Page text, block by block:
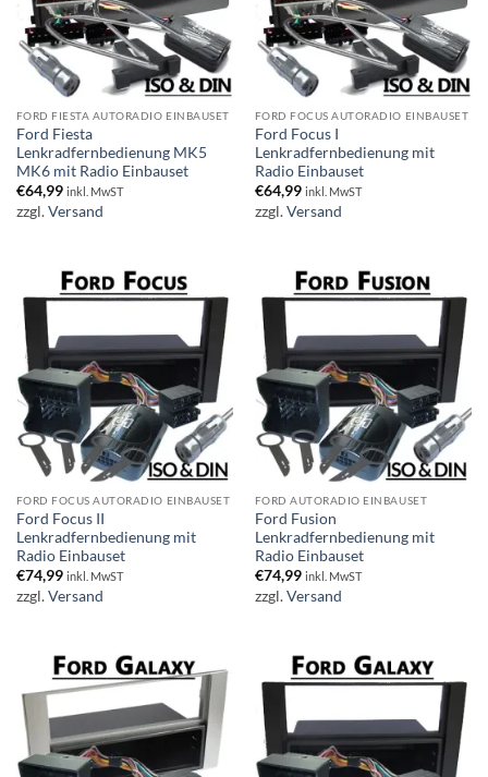
FORD FIESTA AUTORADIO EINBAUSET
Ford Fiesta
Lenkradfernbedienung MK5
MK6 mit Radio Einbauset
€64,99 inkl. MwST
zzgl.Versand
FORD FOCUS AUTORADIO EINBAUSET
Ford Focus I
Lenkradfernbedienung mit
Radio Einbauset
€64,99 inkl. MwST
zzgl.Versand
FORD FOCUS AUTORADIO EINBAUSET
Ford Focus II
Lenkradfernbedienung mit
Radio Einbauset
€74,99 inkl. MwST
zzgl.Versand
FORD AUTORADIO EINBAUSET
Ford Fusion
Lenkradfernbedienung mit
Radio Einbauset
€74,99 inkl. MwST
zzgl.Versand